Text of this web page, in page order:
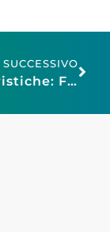
SUCCESSIVO
Guide turistiche: Federagit Confesercenti, incontro positivo con il Ministro Mazzi